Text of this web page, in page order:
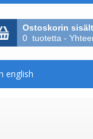
Ostoskorin
0 tuotetta -